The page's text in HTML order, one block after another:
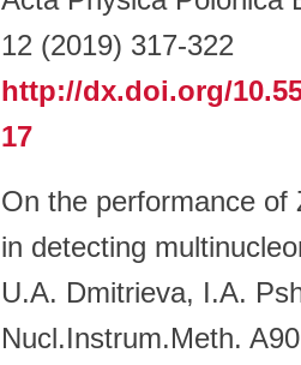
12 (2019) 317-322
http://dx.doi.org/
17
On the performance of
in detecting
U.A. Dmitrieva, I.A.
Nucl.Instrum.Meth.